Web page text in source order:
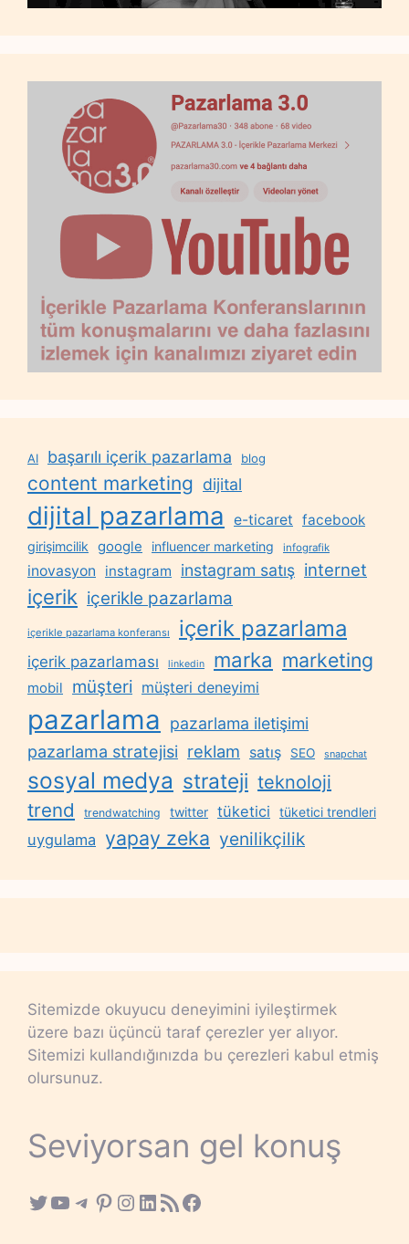
AI başarılı içerik pazarlama blog
content marketing dijital
dijital pazarlama e-ticaret facebook
girişimcilik google influencer marketing infografik
inovasyon instagram instagram satış internet
içerik içerikle pazarlama
içerikle pazarlama konferansı içerik pazarlama
içerik pazarlaması linkedin marka marketing
mobil müşteri müşteri deneyimi
pazarlama
pazarlama iletişimi
pazarlama stratejisi reklam satış SEO snapchat
sosyal medya strateji teknoloji
trend trendwatching twitter tüketici tüketici trendleri
uygulama yapay zeka yenilikçilik
Sitemizde okuyucu deneyimini iyileştirmek
üzere bazı üçüncü taraf çerezler yer alıyor.
Sitemizi kullandığınızda bu çerezleri kabul etmiş
olursunuz.
Seviyorsan gel konuş
Twitter
YouTube
Telegram
Pinterest
Instagram
LinkedIn
RSS FeedFacebook